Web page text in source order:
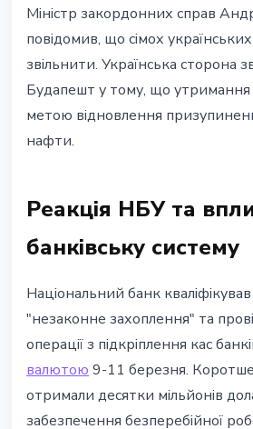
Міністр закордонних справ
повідомив, що сімох
звільнити. Українська сторона
Будапешт у тому, що утримання
метою відновлення
нафти.
Реакція НБУ та
банківську систему
Національний банк
"незаконне захоплення" та
операції з підкріплення кас
валютою 9-11 березня.
отримали десятки мільйонів
забезпечення безперебійної